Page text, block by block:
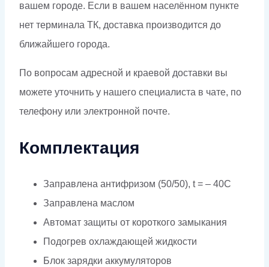
вашем городе. Если в вашем населённом пункте
нет терминала ТК, доставка производится до
ближайшего города.
По вопросам адресной и краевой доставки вы
можете уточнить у нашего специалиста в чате, по
телефону или электронной почте.
Комплектация
Заправлена антифризом (50/50), t = – 40C
Заправлена маслом
Автомат защиты от короткого замыкания
Подогрев охлаждающей жидкости
Блок зарядки аккумуляторов